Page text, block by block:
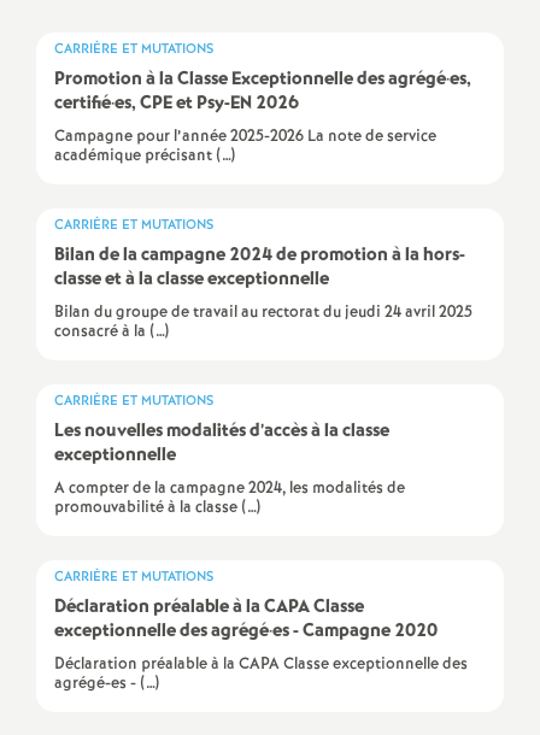
t
o
n
l
d
s
E
CARRIÈRE ET MUTATIONS
Promotion à la Classe Exceptionnelle des agrégé·es,
certifié·es, CPE et Psy-EN 2026
Campagne pour l’année 2025-2026 La note de service
académique précisant (…)
CARRIÈRE ET MUTATIONS
Bilan de la campagne 2024 de promotion à la hors-
classe et à la classe exceptionnelle
Bilan du groupe de travail au rectorat du jeudi 24 avril 2025
consacré à la (…)
CARRIÈRE ET MUTATIONS
Les nouvelles modalités d’accès à la classe
exceptionnelle
A compter de la campagne 2024, les modalités de
promouvabilité à la classe (…)
CARRIÈRE ET MUTATIONS
Déclaration préalable à la CAPA Classe
exceptionnelle des agrégé·es - Campagne 2020
Déclaration préalable à la CAPA Classe exceptionnelle des
agrégé-es - (…)